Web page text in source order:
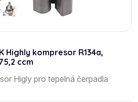
Highly kompresor R134a,
ccm
Higly pro tepelná čerpadla